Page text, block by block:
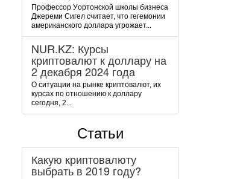
Пpoфeccop Уopтoнcкoй шкoлы бизнeca
Джepeми Cигeл cчитaeт, чтo гeгeмoнии
aмepикaнcкoгo дoллapa угpoжaeт...
NUR.KZ: Курсы
криптовалют к доллару на
2 декабря 2024 года
О ситуации на рынке криптовалют, их
курсах по отношению к доллару
сегодня, 2...
Статьи
Какую криптовалюту
выбрать в 2019 году?